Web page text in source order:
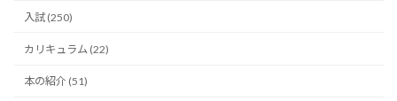
入試 (250)
カリキュラム (22)
本の紹介 (51)